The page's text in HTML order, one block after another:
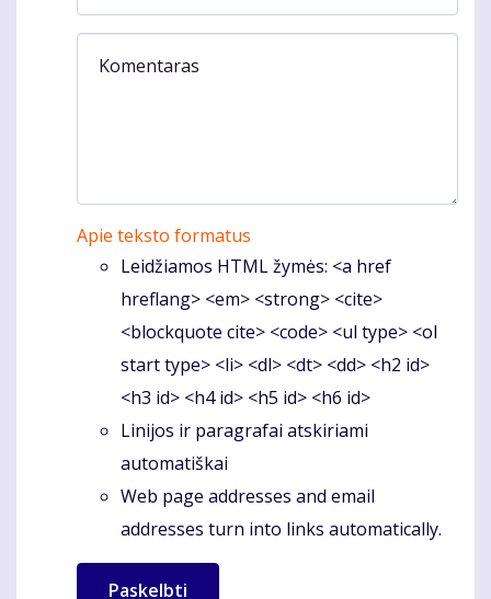
Komentaras
Apie teksto formatus
Leidžiamos HTML žymės: <a href
hreflang> <em> <strong> <cite>
<blockquote cite> <code> <ul type> <ol
start type> <li> <dl> <dt> <dd> <h2 id>
<h3 id> <h4 id> <h5 id> <h6 id>
Linijos ir paragrafai atskiriami
automatiškai
Web page addresses and email
addresses turn into links automatically.